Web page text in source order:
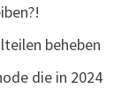
beheben
die in 2024